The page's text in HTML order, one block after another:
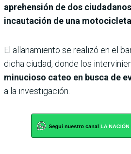
aprehensión de dos
incautación de una motocicleta
El allanamiento se realizó en el
dicha ciudad, donde los
minucioso cateo en busca de
a la investigación.